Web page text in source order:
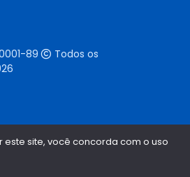
89
Todos os
site, você concorda com o uso